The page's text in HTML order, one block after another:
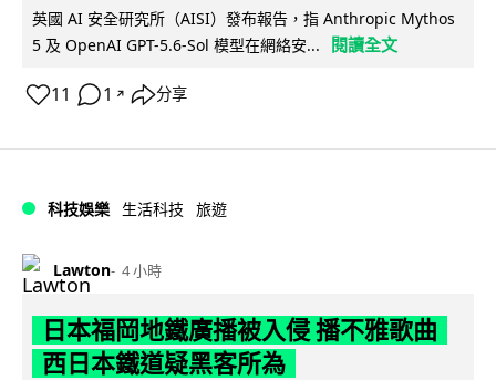
英國 AI 安全研究所（AISI）發布報告，指 Anthropic Mythos
5 及 OpenAI GPT-5.6-Sol 模型在網絡安...
閱讀全文
11 1 ↗ 分享
科技娛樂 生活科技 旅遊
Lawton 4 小時
日本福岡地鐵廣播被入侵 播不雅歌曲
西日本鐵道疑黑客所為